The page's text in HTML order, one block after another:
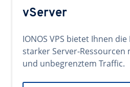
vServer
IONOS VPS bietet Ihnen
starker Server-Ressourcen
und unbegrenztem Traffic.